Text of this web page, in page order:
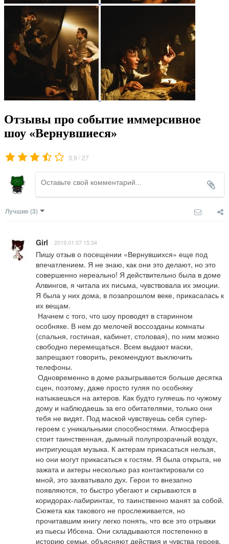
Отзывы про событие иммерсивное
шоу «Вернувшиеся»
3.9 /27
Лучшие (3)
Girl 2019.01.07 15:34
Пишу отзыв о посещении «Вернувшихся» еще под
впечатлением. Я не знаю, как они это делают, но это
совершенно нереально! Я действительно была в доме
Алвингов, я читала их письма, чувствовала их эмоции.
Я была у них дома, в позапрошлом веке, прикасалась к
их вещам.
особняке. В нем до мелочей воссозданы комнаты
(спальня, гостиная, кабинет, столовая), по ним можно
свободно перемещаться. Всем выдают маски,
запрещают говорить, рекомендуют выключить
телефоны.
сцен, поэтому, даже просто гуляя по особняку
натыкаешься на актеров. Как будто гуляешь по чужому
дому и наблюдаешь за его обитателями, только они
тебя не видят. Под маской чувствуешь себя супер-
героем с уникальными способностями. Атмосфера
стоит таинственная, дымный полупрозрачный воздух,
интригующая музыка. К актерам прикасаться нельзя,
но они могут прикасаться к гостям. Я была открыта, не
зажата и актеры несколько раз контактировали со
мной, это захватывало дух. Герои то внезапно
появляются, то быстро убегают и скрываются в
коридорах-лабиринтах, то таинственно манят за собой.
Сюжета как такового не прослеживается, но
прочитавшим книгу легко понять, что все это отрывки
из пьесы Ибсена. Они складываются постепенно в
историю семьи, объясняют действия и чувства героев,